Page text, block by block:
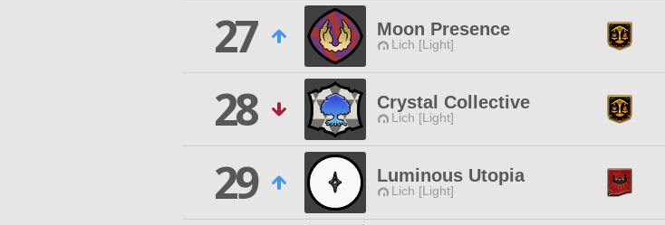
27
Moon Presence
Lich [Light]
28
Crystal Collective
Lich [Light]
29
Luminous Utopia
Lich [Light]